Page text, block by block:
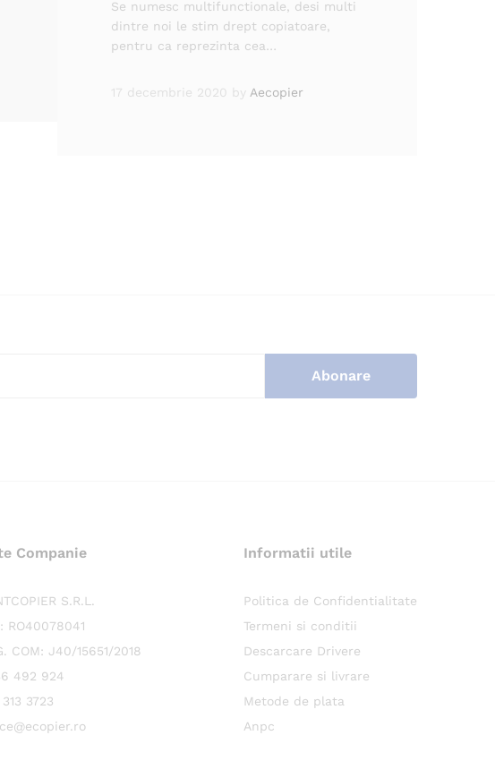
Se numesc multifunctionale, desi multi
dintre noi le stim drept copiatoare,
pentru ca reprezinta cea…
17 decembrie 2020 by Aecopier
Companie
S.R.L.
RO40078041
COM: J40/15651/2018
492 924
313 3723
Informatii utile
Politica de Confidentialitate
Termeni si conditii
Descarcare Drivere
Cumparare si livrare
Metode de plata
Anpc